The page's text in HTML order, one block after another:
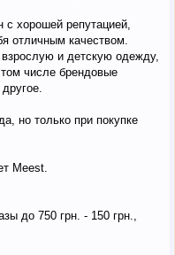
с хорошей репутацией,
отличным качеством.
и детскую одежду,
числе брендовые
да, но только при покупке
Meest.
до 750 грн. - 150 грн.,